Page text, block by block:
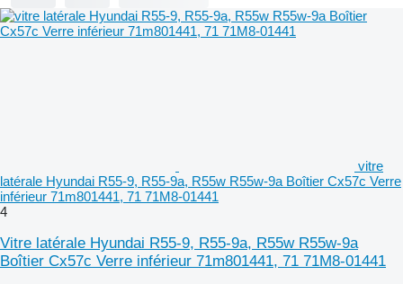
vitre
latérale Hyundai R55-9, R55-9a, R55w R55w-9a Boîtier Cx57c Verre
inférieur 71m801441, 71 71M8-01441
4
Vitre latérale Hyundai R55-9, R55-9a, R55w R55w-9a
Boîtier Cx57c Verre inférieur 71m801441, 71 71M8-01441